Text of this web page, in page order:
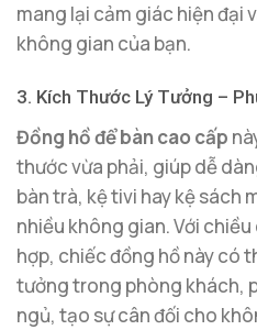
mang lại cảm giác hiện đại
không gian của bạn.
3. Kích Thước Lý Tưởng –
Đồng hồ để bàn cao cấp
thước vừa phải, giúp dễ
bàn trà, kệ tivi hay kệ sách
nhiều không gian. Với
hợp, chiếc đồng hồ này có
tưởng trong phòng khách,
ngủ, tạo sự cân đối cho